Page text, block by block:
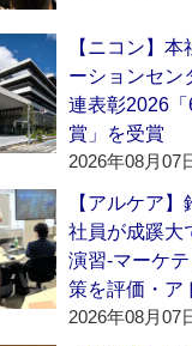
【ニコン】
ーションセン
連表彰2026
賞」を受賞
2026年08月07
【アルケア】
社員が成蹊大
演習‐マーケ
策を評価・ア
2026年08月07